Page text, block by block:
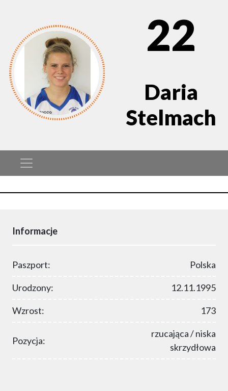
22
Daria
Stelmach
Informacje
Paszport: Polska
Urodzony: 12.11.1995
Wzrost: 173
Pozycja:
rzucająca / niska
skrzydłowa